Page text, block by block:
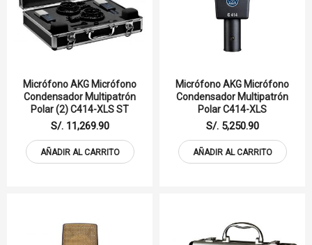
Micrófono AKG Micrófono
Condensador Multipatrón
Polar (2) C414-XLS ST
S/. 11,269.90
AÑADIR AL CARRITO
Micrófono AKG Micrófono
Condensador Multipatrón
Polar C414-XLS
S/. 5,250.90
AÑADIR AL CARRITO